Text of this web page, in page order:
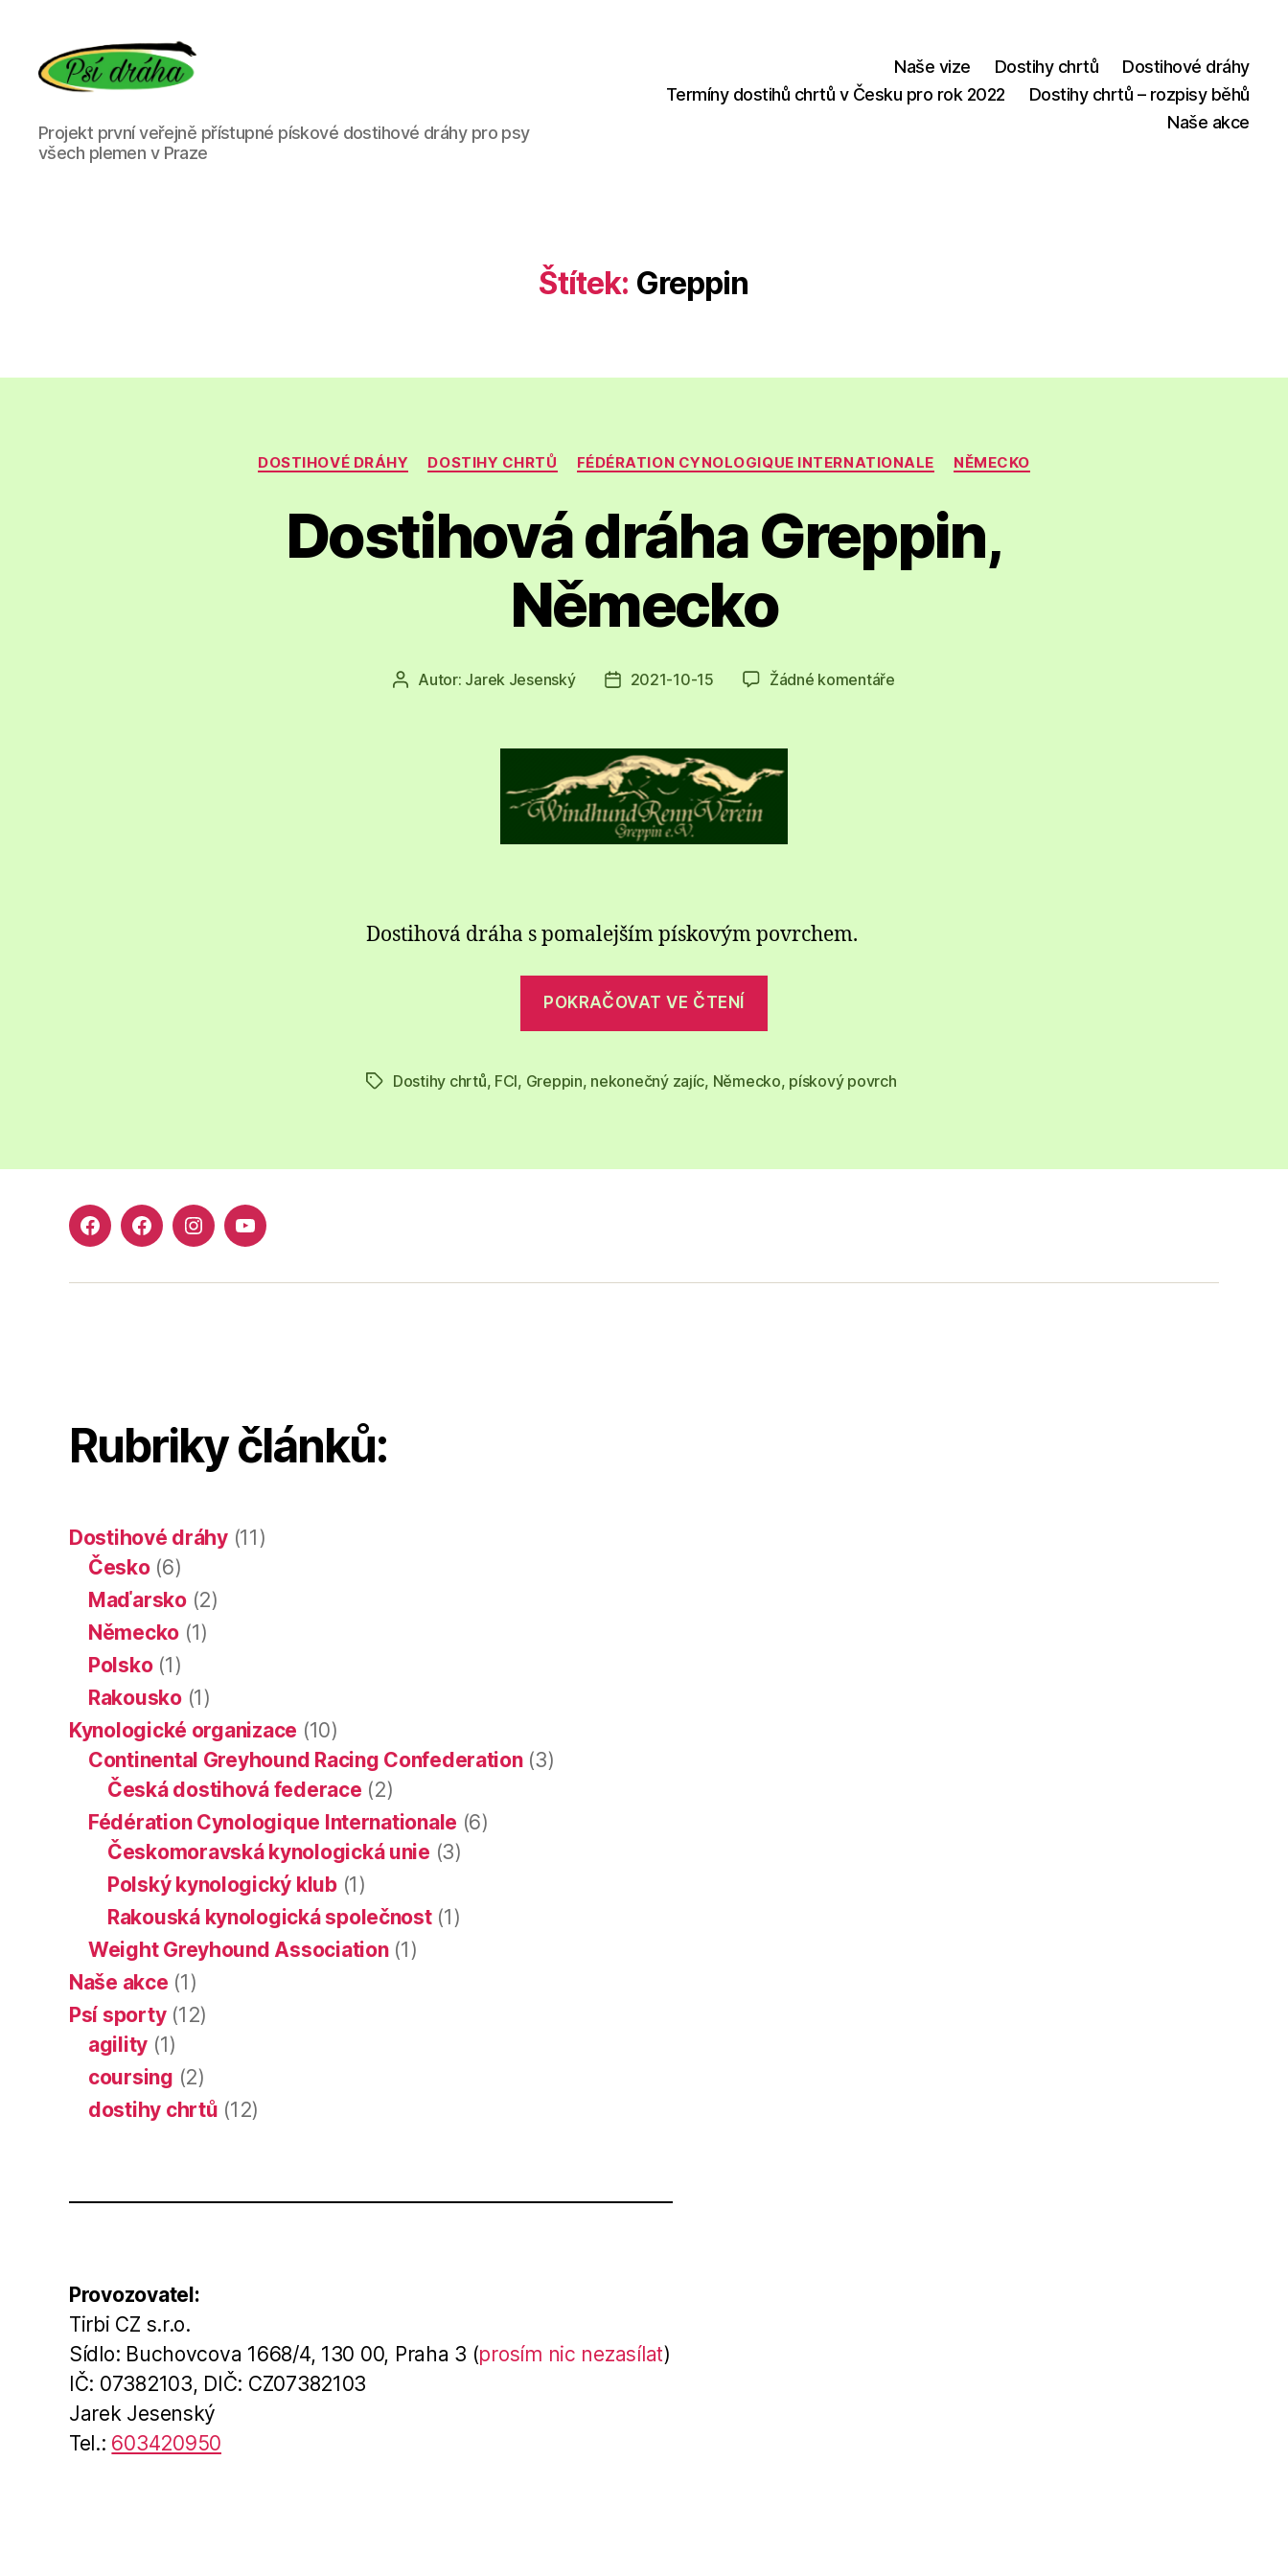
Psí
dráha
Projekt první veřejně přístupné pískové dostihové dráhy pro psy
všech plemen v Praze
Naše vize Dostihy chrtů
Dostihové dráhy
Termíny dostihů chrtů v Česku pro rok 2022
Dostihy chrtů – rozpisy běhů
Naše akce
Štítek: Greppin
Rubriky
DOSTIHOVÉ DRÁHY DOSTIHY CHRTŮ FÉDÉRATION CYNOLOGIQUE INTERNATIONALE NĚMECKO
Dostihová dráha Greppin,
Německo
AutorAutor: Jarek Jesenský
Datum
2021-10-15 Žádné komentářeu
Dostihová dráha s pomalejším pískovým povrchem.
POKRAČOVAT VE ČTENÍ
Německo“
ŠtítkyDostihy chrtů, FCI, Greppin, nekonečný zajíc, Německo, pískový povrch
Facebook
Dostihy
Facebook
Pes4U.cz
Instagram
chrtů
YouTube
Dostihy
Rubriky článků:
Dostihové dráhy(11)
Česko(6)
Maďarsko(2)
Německo (1)
Polsko(1)
Rakousko(1)
Kynologické organizace (10)
Continental Greyhound Racing Confederation(3)
Česká dostihová federace (2)
Fédération Cynologique Internationale (6)
Českomoravská kynologická unie (3)
Polský kynologický klub(1)
Rakouská kynologická společnost(1)
Weight Greyhound Association(1)
Naše akce (1)
Psí sporty(12)
agility (1)
coursing (2)
dostihy chrtů (12)
Provozovatel:
Tirbi CZ s.r.o.
Sídlo: Buchovcova 1668/4, 130 00, Praha 3 (prosím nic nezasílat)
IČ: 07382103, DIČ: CZ07382103
Jarek Jesenský
Tel.: 603420950